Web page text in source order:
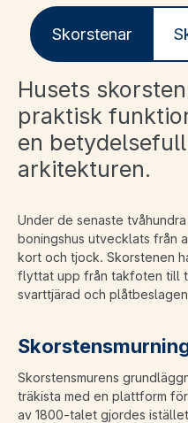
Skorstenar
Husets
praktisk
en
arkitekturen.
Under de senaste
boningshus utvecklats från
kort och tjock. Skorstenen
flyttat upp från takfoten till
svarttjärad och
Skorstensmurens
träkista med en plattform
av 1800-talet gjordes